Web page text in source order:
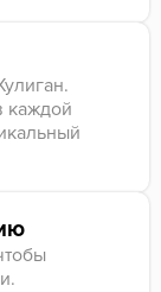
каждой